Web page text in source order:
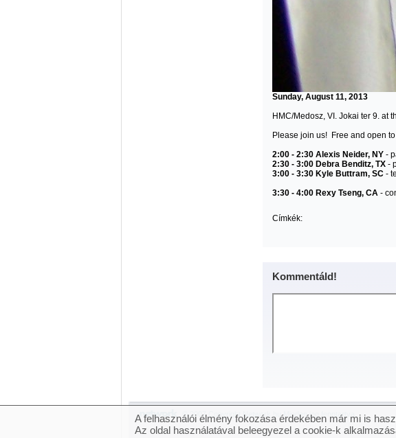
Sunday, August 11, 2013
HMC/Medosz, VI. Jokai ter 9. at
Please join us! Free and open
2:00 - 2:30 Alexis Neider, NY -
2:30 - 3:00 Debra Benditz, TX -
3:00 - 3:30 Kyle Buttram, SC -
3:30 - 4:00 Rexy Tseng, CA -
Címkék:
Kommentáld!
© 2007 Copyright Network.hu Minden jog fenntartva.
A felhasználói élmény fokozása érdekében már mi is
Az oldal használatával beleegyezel a cookie-k